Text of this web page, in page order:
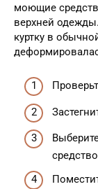
моющие
верхней
куртку в